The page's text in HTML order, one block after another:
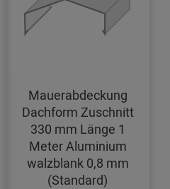
Mauerabdeckung
Dachform Zuschnitt
330 mm Länge 1
Meter Aluminium
walzblank 0,8 mm
(Standard)